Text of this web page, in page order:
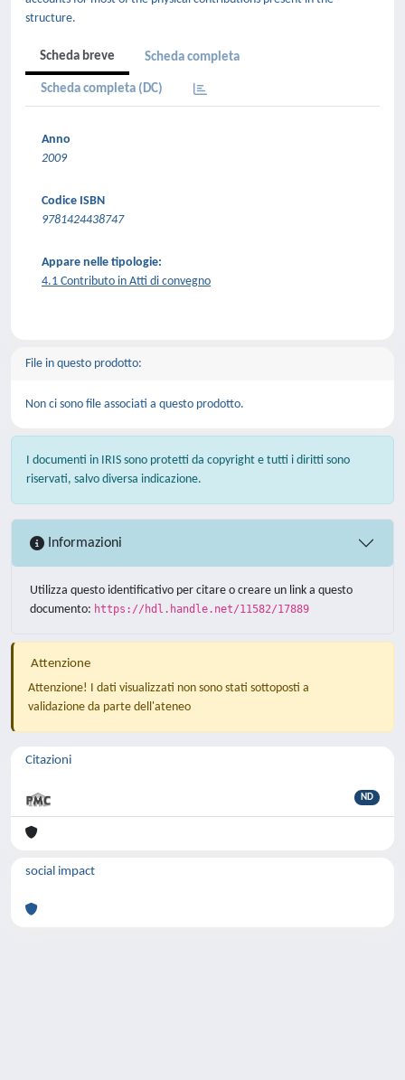
structure.
Scheda breve Scheda completa
Scheda completa (DC)
Anno
2009
Codice ISBN
9781424438747
Appare nelle tipologie:
4.1 Contributo in Atti di convegno
File in questo prodotto:
Non ci sono file associati a questo prodotto.
I documenti in IRIS sono protetti da copyright e tutti i diritti sono
riservati, salvo diversa indicazione.
Informazioni
Utilizza questo identificativo per citare o creare un link a questo
documento: https://hdl.handle.net/11582/17889
Attenzione
Attenzione! I dati visualizzati non sono stati sottoposti a
validazione da parte dell'ateneo
Citazioni
ND
social impact